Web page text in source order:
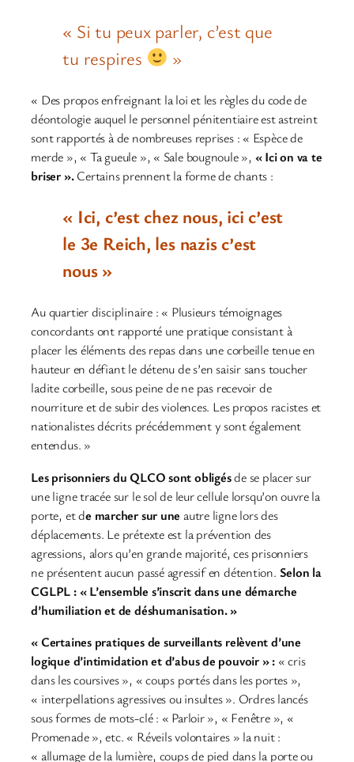
« Si tu peux parler, c’est que
tu respires
»
« Des propos enfreignant la loi et les règles du code de
déontologie auquel le personnel pénitentiaire est astreint
sont rapportés à de nombreuses reprises : « Espèce de
merde », « Ta gueule », « Sale bougnoule », « Ici on va te
briser ».Certains prennent la forme de chants :
« Ici, c’est chez nous, ici c’est
le 3e Reich, les nazis c’est
nous »
Au quartier disciplinaire : « Plusieurs témoignages
concordants ont rapporté une pratique consistant à
placer les éléments des repas dans une corbeille tenue en
hauteur en défiant le détenu de s’en saisir sans toucher
ladite corbeille, sous peine de ne pas recevoir de
nourriture et de subir des violences. Les propos racistes et
nationalistes décrits précédemment y sont également
entendus. »
Les prisonniers du QLCO sont obligésde se placer sur
une ligne tracée sur le sol de leur cellule lorsqu’on ouvre la
porte, et de marcher sur une autre ligne lors des
déplacements. Le prétexte est la prévention des
agressions, alors qu’en grande majorité, ces prisonniers
ne présentent aucun passé agressif en détention. Selon la
CGLPL : « L’ensemble s’inscrit dans une démarche
d’humiliation et de déshumanisation. »
« Certaines pratiques de surveillants relèvent d’une
logique d’intimidation et d’abus de pouvoir » : « cris
dans les coursives », « coups portés dans les portes »,
« interpellations agressives ou insultes ». Ordres lancés
sous formes de mots-clé : « Parloir », « Fenêtre », «
Promenade », etc. « Réveils volontaires » la nuit :
« allumage de la lumière, coups de pied dans la porte ou